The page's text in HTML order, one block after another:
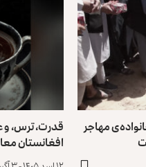
برای ۶۵ هزار و ۱۵۴ خانواده‌ی مهاجر قدرت، ترس،
افغانستان